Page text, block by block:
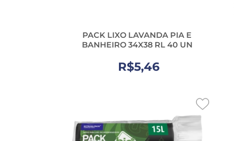
PACK LIXO LAVANDA PIA E
BANHEIRO 34X38 RL 40 UN
R$5,46